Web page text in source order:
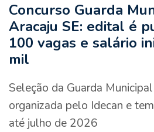
Concurso Guarda
Aracaju SE: edital é
100 vagas e salário
mil
Seleção da Guarda
organizada pelo Idecan e
até julho de 2026